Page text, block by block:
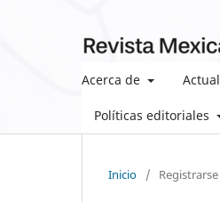
Acerca de Actual
Políticas editoriales
Inicio / Registrarse